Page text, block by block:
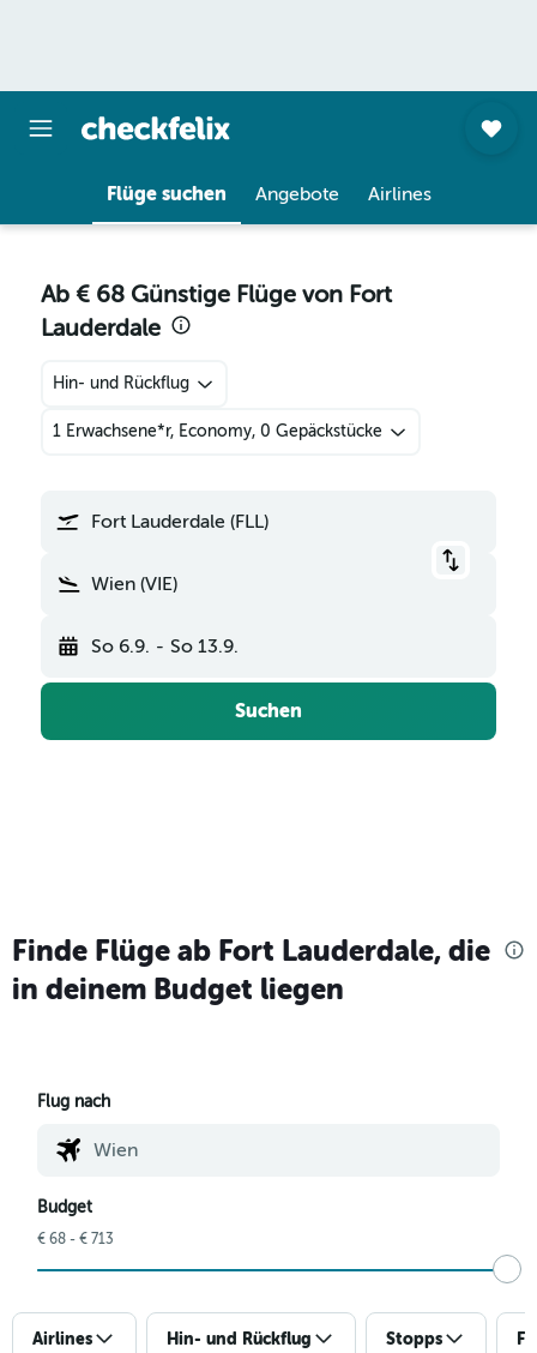
Flüge suchen Angebote Airlines
Ab € 68 Günstige Flüge von Fort
Lauderdale
Hin- und Rückflug
1 Erwachsene*r, Economy, 0 Gepäckstücke
Fort Lauderdale (FLL)
Wien (VIE)
So 6.9. - So 13.9.
Suchen
Finde Flüge ab Fort Lauderdale, die
in deinem Budget liegen
Flug nach
Budget
€ 68 - € 713
Airlines Hin- und Rückflug Stopps